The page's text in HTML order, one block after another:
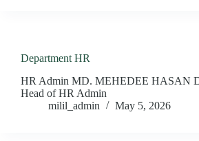
Department HR
HR Admin MD. MEHEDEE HASAN
Head of HR Admin
milil_admin
May 5, 2026